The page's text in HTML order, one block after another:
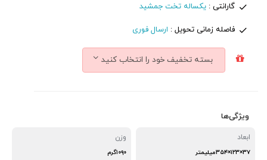
گارانتی :یکساله تخت جمشید
فاصله زمانی تحویل : ارسال فوری
بسته تخفیف خود را انتخاب کنید
ویژگی‌ها
ابعاد
۳۷×۱۲۳×۳۵۴میلیمتر
وزن
۱۰۹۰گرم